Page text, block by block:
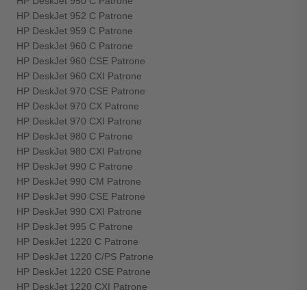
HP DeskJet 952 C Patrone
HP DeskJet 959 C Patrone
HP DeskJet 960 C Patrone
HP DeskJet 960 CSE Patrone
HP DeskJet 960 CXI Patrone
HP DeskJet 970 CSE Patrone
HP DeskJet 970 CX Patrone
HP DeskJet 970 CXI Patrone
HP DeskJet 980 C Patrone
HP DeskJet 980 CXI Patrone
HP DeskJet 990 C Patrone
HP DeskJet 990 CM Patrone
HP DeskJet 990 CSE Patrone
HP DeskJet 990 CXI Patrone
HP DeskJet 995 C Patrone
HP DeskJet 1220 C Patrone
HP DeskJet 1220 C/PS Patrone
HP DeskJet 1220 CSE Patrone
HP DeskJet 1220 CXI Patrone